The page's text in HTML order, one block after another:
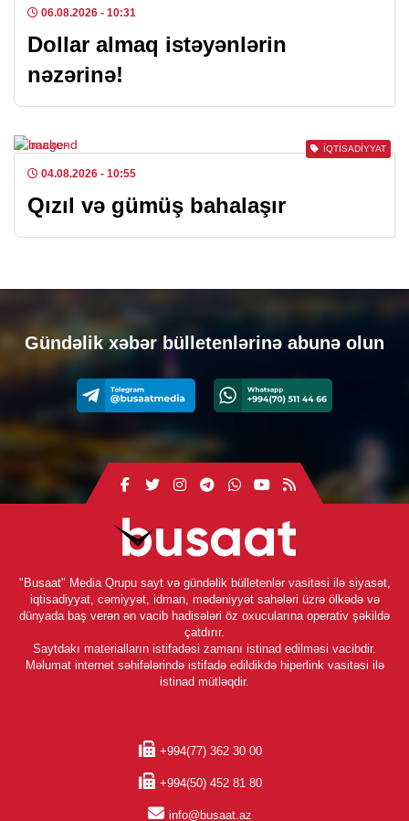
06.08.2026 - 10:31
Dollar almaq istəyənlərin
nəzərinə!
İQTISADIYYAT
04.08.2026 - 10:55
Qızıl və gümüş bahalaşır
Gündəlik xəbər bülletenlərinə abunə olun
"Busaat" Media Qrupu sayt və gündəlik bülletenlər vasitəsi ilə siyasət,
iqtisadiyyat, cəmiyyət, idman, mədəniyyət sahələri üzrə ölkədə və
dünyada baş verən ən vacib hadisələri öz oxucularına operativ şəkildə
çatdırır.
Saytdakı materialların istifadəsi zamanı istinad edilməsi vacibdir.
Məlumat internet səhifələrində istifadə edildikdə hiperlink vasitəsi ilə
istinad mütləqdir.
+994(77) 362 30 00
+994(50) 452 81 80
info@busaat.az